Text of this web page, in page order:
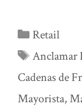
Categorías
Retail
Etiquetas
Anclamar
Cadenas de
Mayorista,